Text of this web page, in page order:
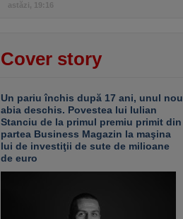
astăzi, 19:16
Cover story
Un pariu închis după 17 ani, unul nou
abia deschis. Povestea lui Iulian
Stanciu de la primul premiu primit din
partea Business Magazin la maşina
lui de investiţii de sute de milioane
de euro